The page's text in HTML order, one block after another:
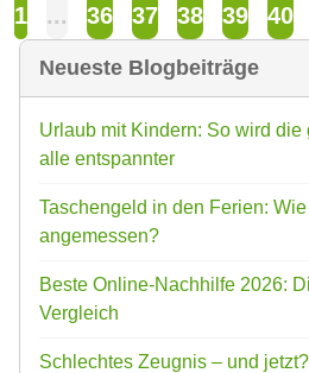
1 ... 36 37 38 39 40
Neueste Blogbeiträge
Urlaub mit Kindern: So wird die
alle entspannter
Taschengeld in den Ferien:
angemessen?
Beste Online-Nachhilfe 2026:
Vergleich
Schlechtes Zeugnis – und